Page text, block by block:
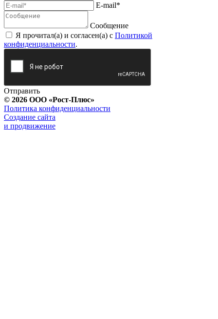
E-mail*
Сообщение
Я прочитал(а) и согласен(а) с Политикой
конфиденциальности.
Отправить
© 2026 ООО «Рост-Плюс»
Политика конфиденциальности
Создание сайта
и продвижение